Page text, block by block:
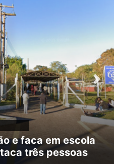
e faca em escola
três pessoas
Next
Next